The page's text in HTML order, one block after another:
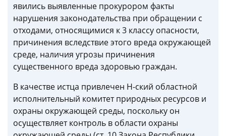
явились выявленные прокурором факты
нарушения законодательства при обращении с
отходами, относящимися к 3 классу опасности,
причинения вследствие этого вреда окружающей
среде, наличия угрозы причинения
существенного вреда здоровью граждан.
В качестве истца привлечен Н-ский областной
исполнительный комитет природных ресурсов и
охраны окружающей среды, поскольку он
осуществляет контроль в области охраны